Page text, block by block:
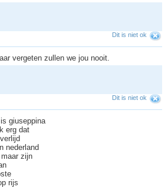
Dit is niet ok
vergeten zullen we jou nooit.
Dit is niet ok
giuseppina
erg dat
nederland
zijn
rijs